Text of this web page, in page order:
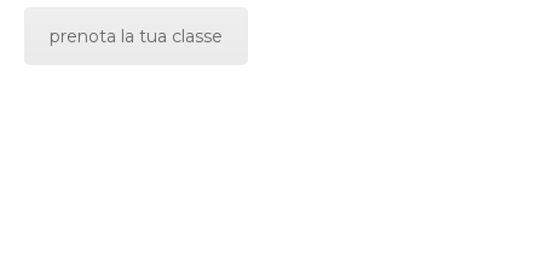
prenota la tua classe